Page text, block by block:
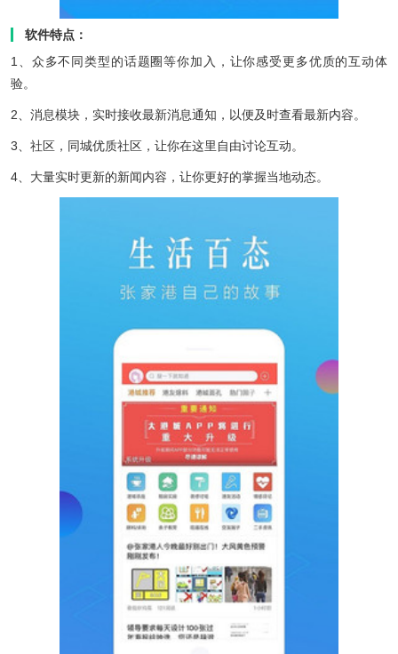
软件特点：
1、众多不同类型的话题圈等你加入，让你感受更多优质的互动体
验。
2、消息模块，实时接收最新消息通知，以便及时查看最新内容。
3、社区，同城优质社区，让你在这里自由讨论互动。
4、大量实时更新的新闻内容，让你更好的掌握当地动态。